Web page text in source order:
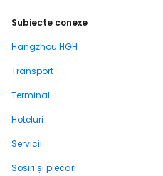
Subiecte conexe
Hangzhou HGH
Transport
Terminal
Hoteluri
Servicii
Sosiri și plecări